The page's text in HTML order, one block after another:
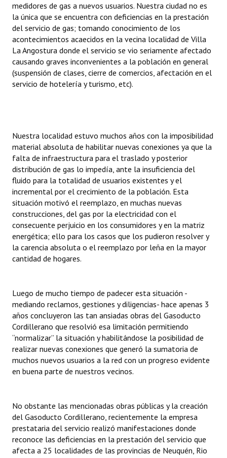
INSTITUCIONAL
Antiguos Pobladores
Noticias Destacadas
Registros y Distinciones
Audiencias Públicas - Registro
Mujeres que Dejaron Huellas - Registro
Periodistas Decanos - Registro
Ciudadano Ilustre - Registro
Banca del Vecino - Registro
Huéspedes de Honor - Registro
Antiguos Pobladores - Registro
Bariloche, Municipio intercultural
Entrega de distinciones
REFORMA DE LA CARTA ORGÁNICA
medidores de gas a nuevos usuarios. Nuestra ciudad no es
la única que se encuentra con deficiencias en la prestación
del servicio de gas; tomando conocimiento de los
acontecimientos acaecidos en la vecina localidad de Villa
La Angostura donde el servicio se vio seriamente afectado
causando graves inconvenientes a la población en general
(suspensión de clases, cierre de comercios, afectación en el
servicio de hotelería y turismo, etc).
Nuestra localidad estuvo muchos años con la imposibilidad
material absoluta de habilitar nuevas conexiones ya que la
falta de infraestructura para el traslado y posterior
distribución de gas lo impedía, ante la insuficiencia del
fluido para la totalidad de usuarios existentes y el
incremental por el crecimiento de la población. Esta
situación motivó el reemplazo, en muchas nuevas
construcciones, del gas por la electricidad con el
consecuente perjuicio en los consumidores y en la matriz
energética; ello para los casos que los pudieron resolver y
la carencia absoluta o el reemplazo por leña en la mayor
cantidad de hogares.
Luego de mucho tiempo de padecer esta situación -
mediando reclamos, gestiones y diligencias- hace apenas 3
años concluyeron las tan ansiadas obras del Gasoducto
Cordillerano que resolvió esa limitación permitiendo
“normalizar” la situación y habilitándose la posibilidad de
realizar nuevas conexiones que generó la sumatoria de
muchos nuevos usuarios a la red con un progreso evidente
en buena parte de nuestros vecinos.
No obstante las mencionadas obras públicas y la creación
del Gasoducto Cordillerano, recientemente la empresa
prestataria del servicio realizó manifestaciones donde
reconoce las deficiencias en la prestación del servicio que
afecta a 25 localidades de las provincias de Neuquén, Rio